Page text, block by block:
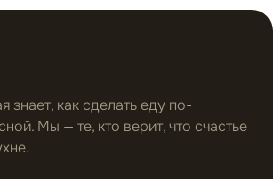
знает, как сделать еду по-
Мы — те, кто верит, что счастье